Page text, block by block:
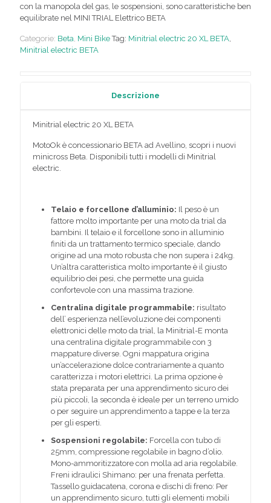
con la manopola del gas, le sospensioni, sono caratteristiche ben
equilibrate nel MINI TRIAL Elettrico BETA
Categorie: Beta, Mini Bike Tag: Minitrial electric 20 XL BETA,
Minitrial electric BETA
Descrizione
Minitrial electric 20 XL BETA
MotoOk è concessionario BETA ad Avellino, scopri i nuovi
minicross Beta. Disponibili tutti i modelli di Minitrial
electric.
Telaio e forcellone d’alluminio: Il peso è un
fattore molto importante per una moto da trial da
bambini. Il telaio e il forcellone sono in alluminio
finiti da un trattamento termico speciale, dando
origine ad una moto robusta che non supera i 24kg.
Un’altra caratteristica molto importante è il giusto
equilibrio dei pesi, che permette una guida
confortevole con una massima trazione.
Centralina digitale programmabile: risultato
dell’ esperienza nell’evoluzione dei componenti
elettronici delle moto da trial, la Minitrial-E monta
una centralina digitale programmabile con 3
mappature diverse. Ogni mappatura origina
un’accelerazione dolce contrariamente a quanto
caratterizza i motori elettrici. La prima opzione è
stata preparata per una apprendimento sicuro dei
più piccoli, la seconda è ideale per un terreno umido
o per seguire un apprendimento a tappe e la terza
per gli esperti.
Sospensioni regolabile: Forcella con tubo di
25mm, compressione regolabile in bagno d’olio.
Mono-ammoritizzatore con molla ad aria regolabile.
Freni idraulici Shimano: per una frenata perfetta.
Tassello guidacatena, corona e dischi di freno: Per
un apprendimento sicuro, tutti gli elementi mobili